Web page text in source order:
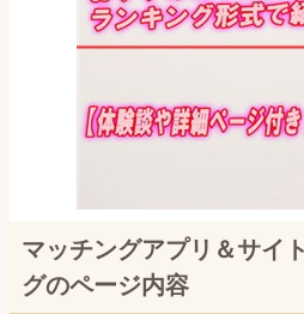
【無料プレゼント】男性心理の見極
恋愛メール講座～片思い・告白編～
恋愛メール講座～復縁編～
マッチングアプリ＆サイ
グのページ内容